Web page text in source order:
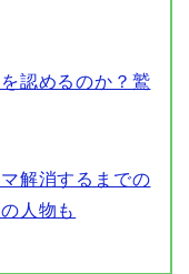
認めるのか？鷲
解消するまでの
人物も